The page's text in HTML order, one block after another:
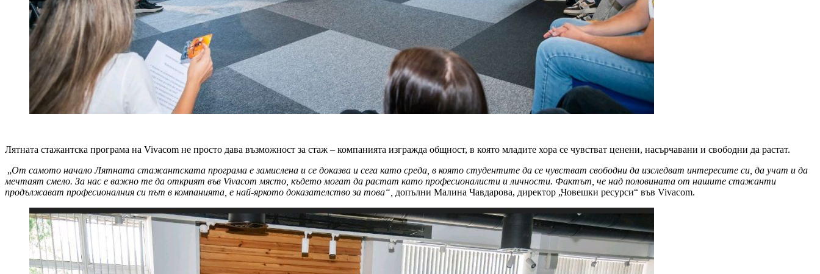
Лятната стажантска програма на Vivacom не просто дава възможност за стаж – компанията изгражда общност, в която младите хора се чувстват ценени, насърчавани и свободни да растат.
„От самото начало Лятната стажантската програма е замислена и се доказва и сега като среда, в която студентите да се чувстват свободни да изследват интересите си, да учат и да
мечтаят смело. За нас е важно те да открият във Vivacom място, където могат да растат като професионалисти и личности. Фактът, че над половината от нашите стажанти
продължават професионалния си път в компанията, е най-яркото доказателство за това“, допълни Малина Чавдарова, директор „Човешки ресурси“ във Vivacom.